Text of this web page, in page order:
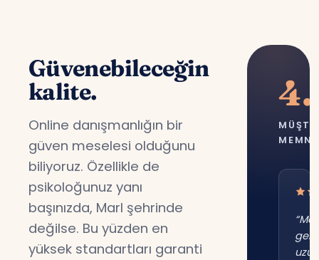
Güvenebileceğin
kalite.
Online danışmanlığın bir
güven meselesi olduğunu
biliyoruz. Özellikle de
psikoloğunuz yanı
başınızda, Marl şehrinde
değilse. Bu yüzden en
yüksek standartları garanti
uzun